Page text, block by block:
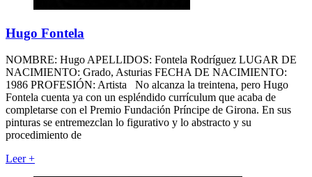
Hugo Fontela
NOMBRE: Hugo APELLIDOS: Fontela Rodríguez LUGAR DE
NACIMIENTO: Grado, Asturias FECHA DE NACIMIENTO:
1986 PROFESIÓN: Artista No alcanza la treintena, pero Hugo
Fontela cuenta ya con un espléndido currículum que acaba de
completarse con el Premio Fundación Príncipe de Girona. En sus
pinturas se entremezclan lo figurativo y lo abstracto y su
procedimiento de
Leer+